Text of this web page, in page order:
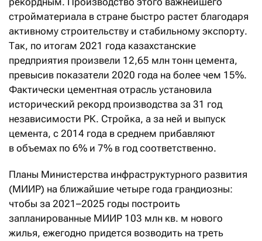
стройматериала в стране быстро растет благодаря
активному строительству и стабильному экспорту.
Так, по итогам 2021 года казахстанские
предприятия произвели 12,65 млн тонн цемента,
превысив показатели 2020 года на более чем 15%.
Фактически цементная отрасль установила
исторический рекорд производства за 31 год
независимости РК. Стройка, а за ней и выпуск
цемента, с 2014 года в среднем прибавляют
в объемах по 6% и 7% в год соответственно.
Планы Министерства инфраструктурного развития
(МИИР) на ближайшие четыре года грандиозны:
чтобы за 2021–2025 годы построить
запланированные МИИР 103 млн кв. м нового
жилья, ежегодно придется возводить на треть